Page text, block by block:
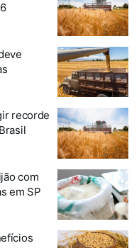
recorde
com
em SP